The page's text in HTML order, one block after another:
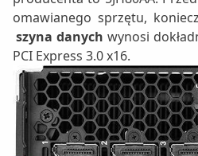
omawianego sprzętu,
szyna danych wynosi
PCI Express 3.0 x16.